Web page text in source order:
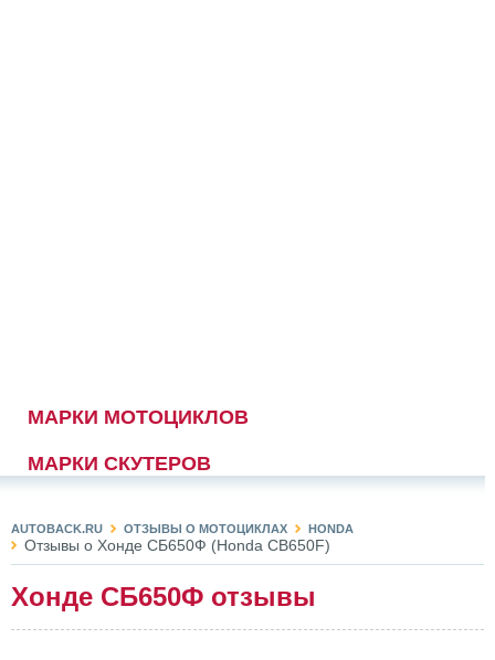
МАРКИ МОТОЦИКЛОВ
МАРКИ СКУТЕРОВ
AUTOBACK.RU ОТЗЫВЫ О МОТОЦИКЛАХ HONDA
Отзывы о Хонде СБ650Ф (Honda CB650F)
Хонде СБ650Ф отзывы